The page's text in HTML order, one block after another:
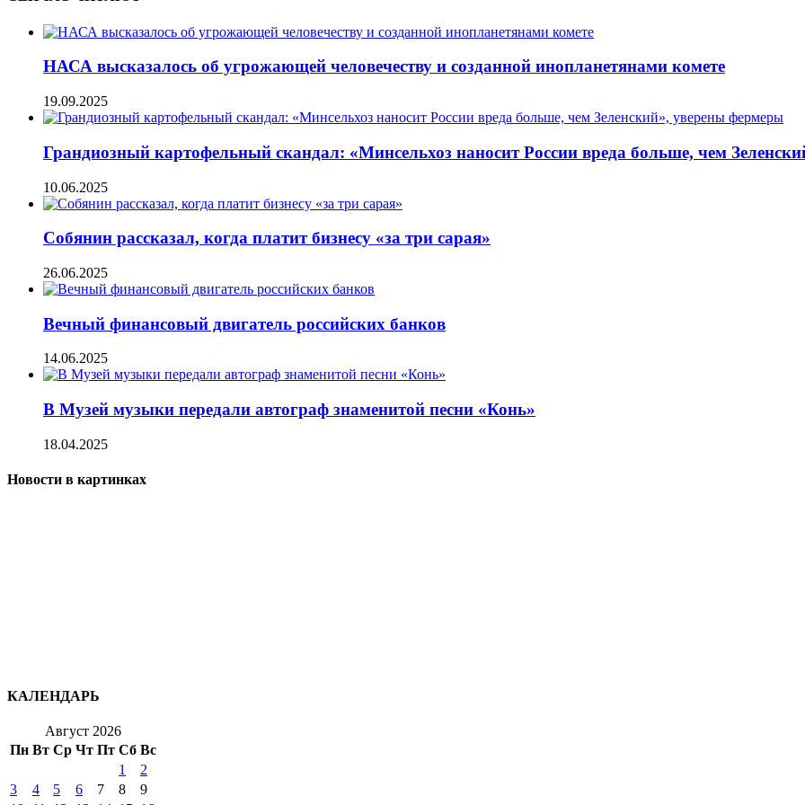
НАСА высказалось об угрожающей человечеству и созданной инопланетянами комете
19.09.2025
Грандиозный картофельный скандал: «Минсельхоз наносит России вреда больше, чем
10.06.2025
Собянин рассказал, когда платит бизнесу «за три сарая»
26.06.2025
Вечный финансовый двигатель российских банков
14.06.2025
В Музей музыки передали автограф знаменитой песни «Конь»
18.04.2025
Новости в картинках
КАЛЕНДАРЬ
Август 2026
Пн Вт Ср Чт Пт Сб Вс
1
2
3
4 5 6 7 8
9